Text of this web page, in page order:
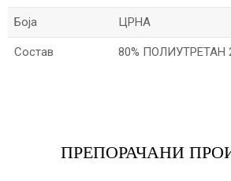
Боја ЦРНА
Состав 80%
ПРЕПОРАЧАНИ